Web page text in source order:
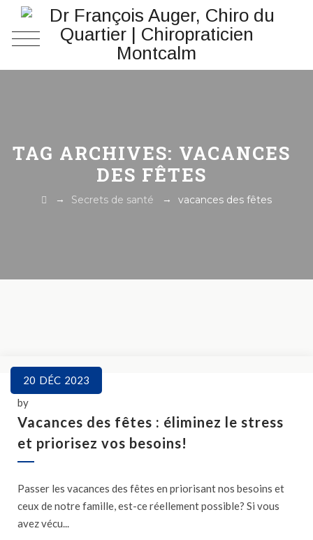
TAG ARCHIVES: VACANCES
DES FÊTES
→ Secrets de santé → vacances des fêtes
20 DÉC 2023
by
Vacances des fêtes : éliminez le stress
et priorisez vos besoins!
Passer les vacances des fêtes en priorisant nos besoins et
ceux de notre famille, est-ce réellement possible? Si vous
avez vécu...